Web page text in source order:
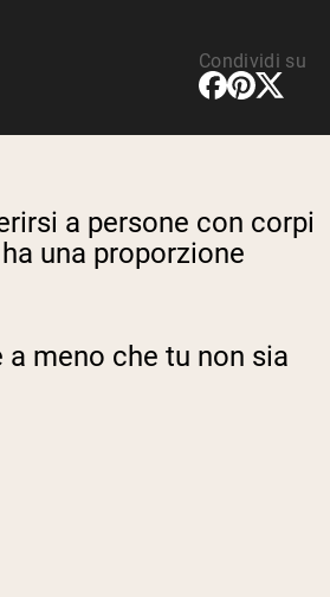
Condividi su
a persone con corpi
una proporzione
meno che tu non sia